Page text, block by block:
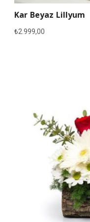
Kar Beyaz Lillyum
₺2.999,00